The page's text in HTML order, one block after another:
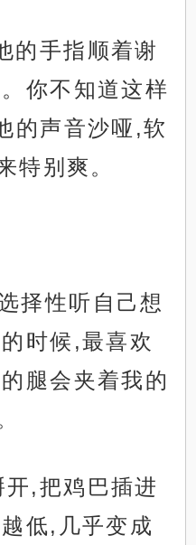
的手指顺着谢
你不知道这样
的声音沙哑,软
特别爽。
择性听自己想
时候,最喜欢
腿会夹着我的
,把鸡巴插进
低,几乎变成